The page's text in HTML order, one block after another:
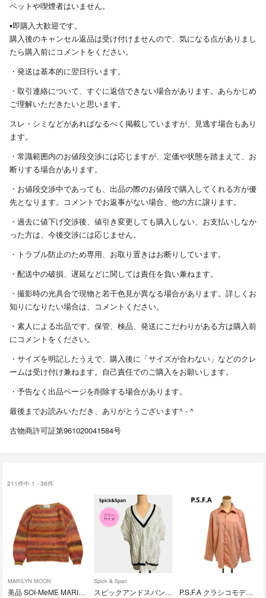
ペットや喫煙者はいません。
▪即購入大歓迎です。
購入後のキャンセル返品は受け付けませんので、気になる点がありまし
たら購入前にコメントをください。
・発送は基本的に翌日行います。
・取引連絡について、すぐに返信できない場合があります。あらかじめ
ご理解いただきたいと思います。
スレ・シミなどがあればなるべく掲載していますが、見逃す場合もあり
ます。
・常識範囲内のお値段交渉には応じますが、定価や状態を踏まえて、お
断りする場合があります。
・お値段交渉中であっても、出品の際のお値段で購入してくれる方が優
先となります。コメントでお返事がない場合、他の方に譲ります。
・過去に値下げ交渉後、値引き変更しても購入しない、お支払いしなか
った方は、今後交渉には応じません。
・トラブル防止のため専用、お取り置きはお断りしています。
・配送中の破損、遅延などに関しては責任を負い兼ねます。
・撮影時の光具合で現物と若干色見が異なる場合があります。詳しくお
知りになりたい場合は、コメントください。
・素人による出品です。保管、検品、発送にこだわりがある方は購入前
にコメントをください。
・サイズを明記したうえで、購入後に「サイズが合わない」などのクレ
ームは受け付け兼ねます。自己責任でのご購入をお願いします。
・予告なく出品ページを削除する場合があります。
最後までお読みいただき、ありがとうございます^ - ^
古物商許可証第961020041584号
211件中 1 - 36件
MARILYN MOON
美品 SOI-MeME MARILYN MOON ソワメム グラデーションニット 長袖 オレンジ系 ふんわり クルーネック
Spick & Span
スピックアンドスパン ケーブルニット ベスト Vネック ジレ ホワイト ネイビー Spick&Span P.S.F.A クラシコモデル 長袖ワイシャツ オレンジ系 メンズはるやま